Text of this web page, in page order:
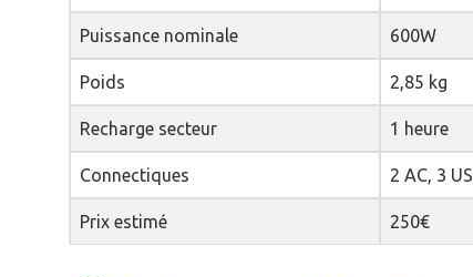
Puissance nominale 600W
Poids 2,85 kg
Recharge secteur 1 heure
Connectiques 2 AC, 3
Prix estimé 250€